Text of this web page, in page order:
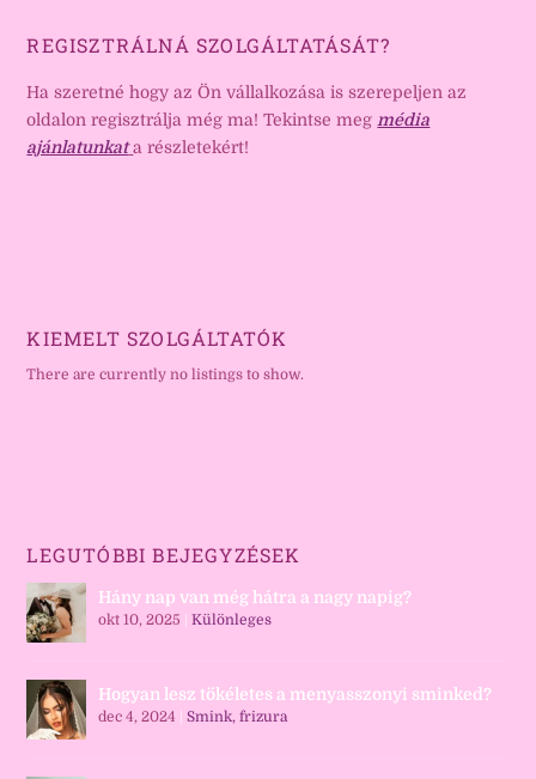
REGISZTRÁLNÁ SZOLGÁLTATÁSÁT?
Ha szeretné hogy az Ön vállalkozása is szerepeljen az
oldalon regisztrálja még ma! Tekintse megmédia
ajánlatunkat a részletekért!
KIEMELT SZOLGÁLTATÓK
There are currently no listings to show.
LEGUTÓBBI BEJEGYZÉSEK
Hány nap van még hátra a nagy napig?
okt 10, 2025 |Különleges
Hogyan lesz tökéletes a menyasszonyi sminked?
dec 4, 2024 |Smink, frizura